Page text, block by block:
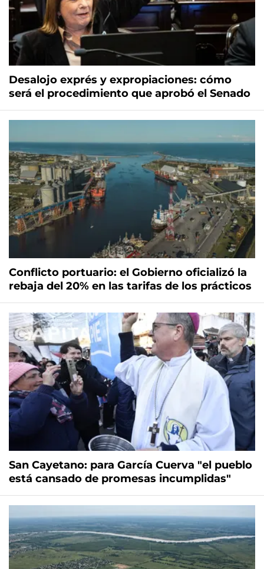
Desalojo exprés y expropiaciones: cómo
será el procedimiento que aprobó el Senado
Conflicto portuario: el Gobierno oficializó la
rebaja del 20% en las tarifas de los prácticos
San Cayetano: para García Cuerva "el pueblo
está cansado de promesas incumplidas"